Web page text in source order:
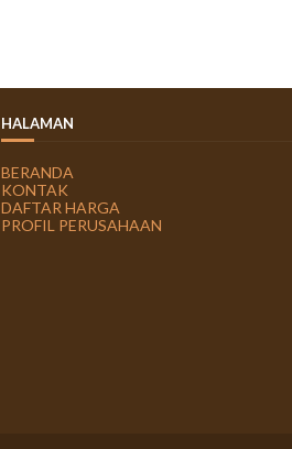
HALAMAN
BERANDA
KONTAK
DAFTAR HARGA
PROFIL PERUSAHAAN